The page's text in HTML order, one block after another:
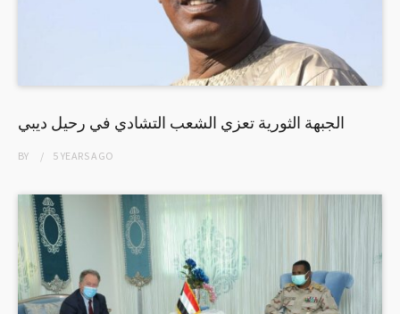
الجبهة الثورية تعزي الشعب التشادي في رحيل ديبي
BY 5 YEARSAGO